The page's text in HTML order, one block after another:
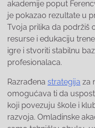
akademije poput
je pokazao rezultate u
Tvoja prilika da podržiš
resurse i edukaciju
igre i stvoriti stabilnu
profesionalaca.
Razrađena strategija za
omogućava ti da
koji povezuju škole i
razvoja. Omladinske